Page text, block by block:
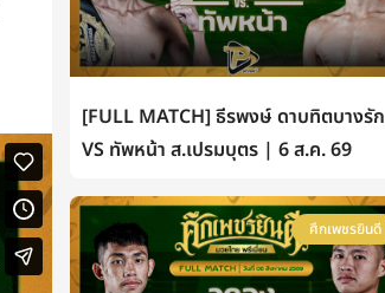
[FULL MATCH] ธีรพงษ์ ดาบทิตบางรัก
VS ทัพหน้า ส.เปรมบุตร | 6 ส.ค. 69
ศึกเพชรยินดี